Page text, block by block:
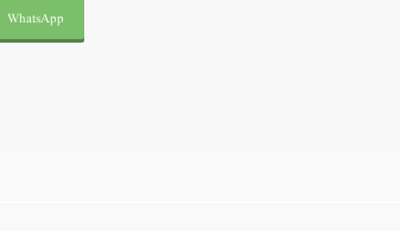
WhatsApp